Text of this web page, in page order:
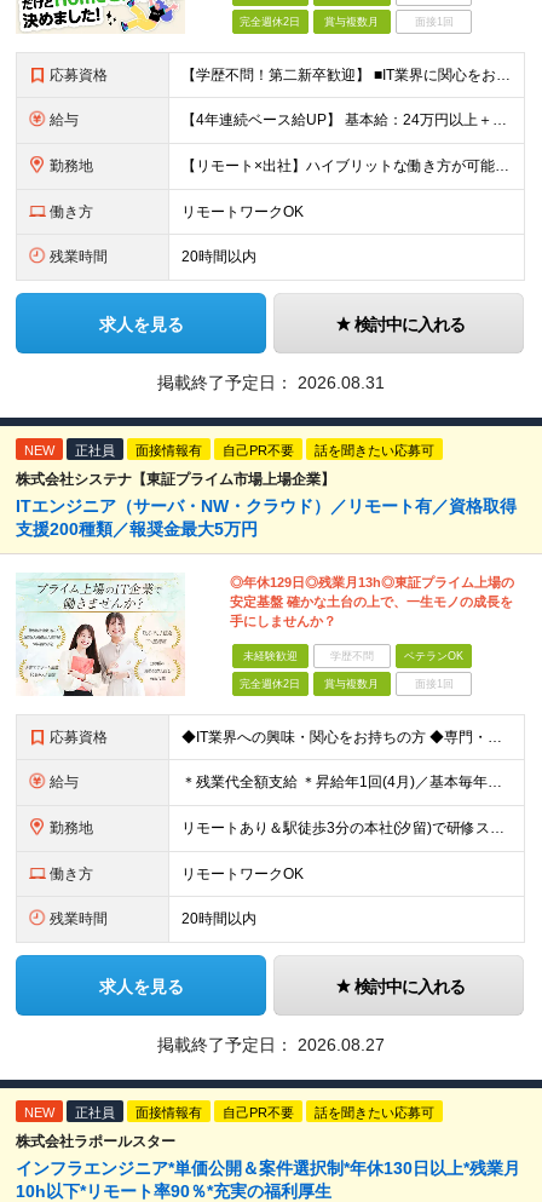
完全週休2日 賞与複数月 面接1回
応募資格 【学歴不問！第二新卒歓迎】 ■IT業界に関心をお持ちの方 【IT業界未経験者の方へ】 ITエンジニアという仕事は、パソコンの前でずっとにらめっこを しているイメージがありますが、意外とそうではないん
給与 【4年連続ベース給UP】 基本給：24万円以上＋残業代(全額)＋各種手当 ※みなし残業なし ※基本給は経験や前職の給与を十分に考慮します ※交通費別途支給 ※6ヶ月間の試用期間があります（給与・待遇は
勤務地 【リモート×出社】ハイブリットな働き方が可能！ 東京、神奈川のプロジェクト先 ■本社 神奈川県横浜市神奈川区栄町3-12 パシフィックマークス横浜イースト6F ■事業所(東京都最寄駅のみ記載) サ
働き方 リモートワークOK
残業時間 20時間以内
求人を見る 検討中に入れる
掲載終了予定日： 2026.08.31
NEW 正社員 面接情報有 自己PR不要 話を聞きたい応募可
株式会社システナ【東証プライム市場上場企業】
ITエンジニア（サーバ・NW・クラウド）／リモート有／資格取得
支援200種類／報奨金最大5万円
◎年休129日◎残業月13h◎東証プライム上場の
安定基盤 確かな土台の上で、一生モノの成長を
手にしませんか？
未経験歓迎 学歴不問 ベテランOK
完全週休2日 賞与複数月 面接1回
応募資格 ◆IT業界への興味・関心をお持ちの方 ◆専門・短大卒以上※ ※ヘルプデスクやカスタマーサポート ※エンジニア以外の経験をお持ちの方 1年未満の経験でもOKです！
給与 ＊残業代全額支給 ＊昇給年1回(4月)／基本毎年昇給 ＊賞与年2回(6月・12月)／3ヶ月分支給実績あり ＊交通費支給(月5万円まで) -------------------- ◆社員の年収例 年収4
勤務地 リモートあり＆駅徒歩3分の本社(汐留)で研修スタート！ 【システナ東京本社】 東京都港区海岸1-2-20 汐留ビルディング14F・16F ◆リモートワーク・フルリモートのお仕事もあり ◆お住まいの地
働き方 リモートワークOK
残業時間 20時間以内
求人を見る 検討中に入れる
掲載終了予定日： 2026.08.27
NEW 正社員 面接情報有 自己PR不要 話を聞きたい応募可
株式会社ラポールスター
インフラエンジニア*単価公開＆案件選択制*年休130日以上*残業月
10h以下*リモート率90％*充実の福利厚生